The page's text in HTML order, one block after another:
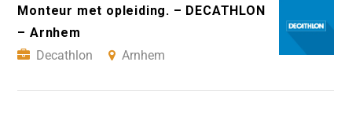
Monteur met opleiding. – DECATHLON
– Arnhem
Decathlon
Arnhem